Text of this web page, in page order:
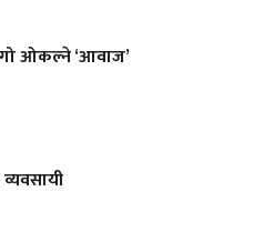
ओकल्ने ‘आवाज’